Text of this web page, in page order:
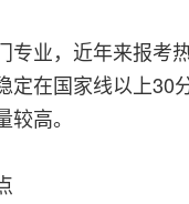
专业，近年来报考
定在国家线以上30
高。